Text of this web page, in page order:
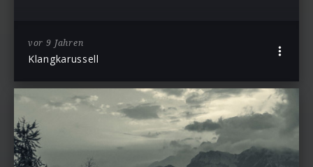
vor 9 Jahren
Klangkarussell